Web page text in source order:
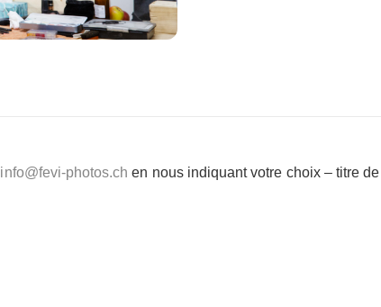
info@fevi-photos.ch en nous indiquant votre choix – titre